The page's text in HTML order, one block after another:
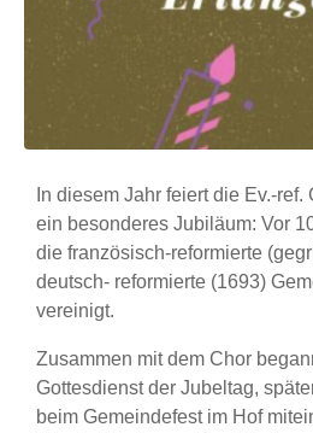
In diesem Jahr feiert die Ev.-
ein besonderes Jubiläum: Vor
die französisch-reformierte
deutsch- reformierte (1693)
vereinigt.
Zusammen mit dem Chor
Gottesdienst der Jubeltag,
beim Gemeindefest im Hof